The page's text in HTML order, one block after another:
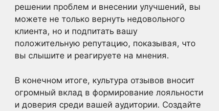
решении проблем и внесении улучшений, вы
можете не только вернуть недовольного
клиента, но и подпитать вашу
положительную репутацию, показывая, что
вы слышите и реагируете на мнения.
В конечном итоге, культура отзывов вносит
огромный вклад в формирование лояльности
и доверия среди вашей аудитории. Создайте